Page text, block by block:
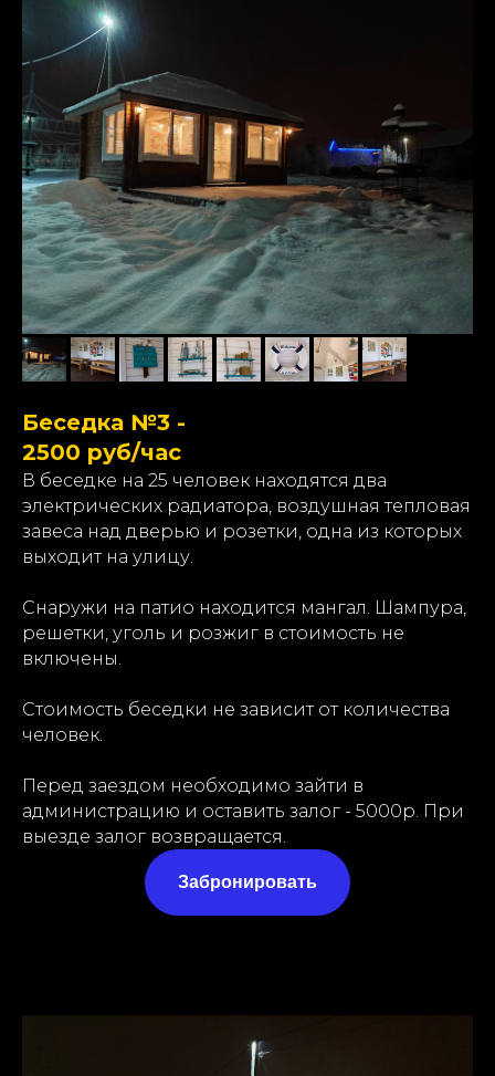
Беседка №3 -
2500 руб/час
В беседке на 25 человек находятся два
электрических радиатора, воздушная тепловая
завеса над дверью и розетки, одна из которых
выходит на улицу.
Снаружи на патио находится мангал. Шампура,
решетки, уголь и розжиг в стоимость не
включены.
Стоимость беседки не зависит от количества
человек.
Перед заездом необходимо зайти в
администрацию и оставить залог - 5000р. При
выезде залог возвращается.
Забронировать